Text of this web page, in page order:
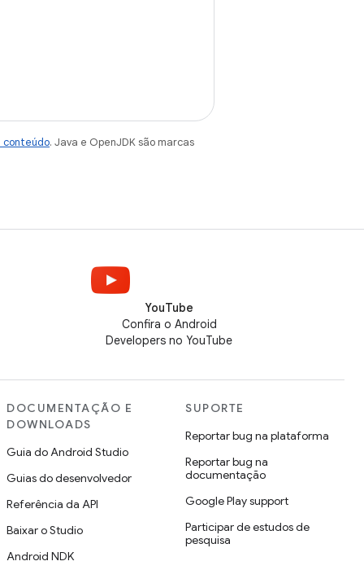
conteúdo. Java e OpenJDK são marcas
YouTube
Confira o Android
Developers no YouTube
DOCUMENTAÇÃO E
DOWNLOADS
Guia do Android Studio
Guias do desenvolvedor
Referência da API
Baixar o Studio
Android NDK
SUPORTE
Reportar bug na plataforma
Reportar bug na
documentação
Google Play support
Participar de estudos de
pesquisa